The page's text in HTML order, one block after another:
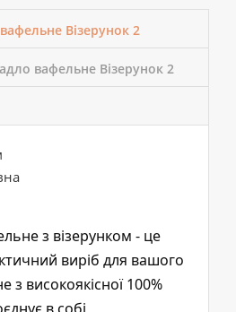
Візерунок 2
вафельне Візерунок 2
з візерунком - це
виріб для вашого
з високоякісної 100%